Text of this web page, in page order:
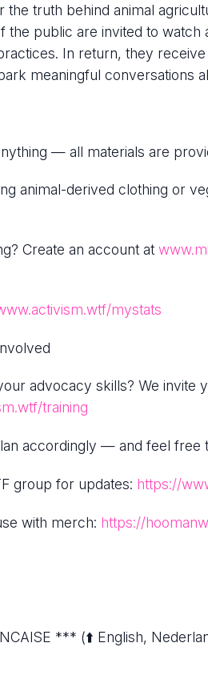
the truth behind animal
the public are invited to
In return, they
meaningful conversations
— all materials are
animal-derived clothing or
Create an account at
mystats
advocacy skills? We invite
training
accordingly — and feel free
group for updates: https://
with merch: https://
*** (⬆️ English,